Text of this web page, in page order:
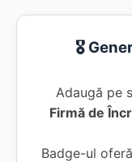
🎖️
Adaugă pe
Firmă de
Badge-ul